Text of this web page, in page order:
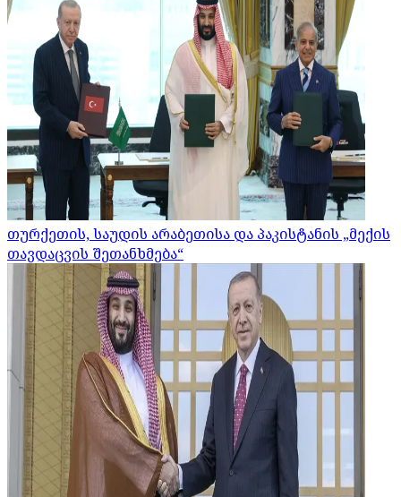
თურქეთის, საუდის არაბეთისა და პაკისტანის „მექის
თავდაცვის შეთანხმება“